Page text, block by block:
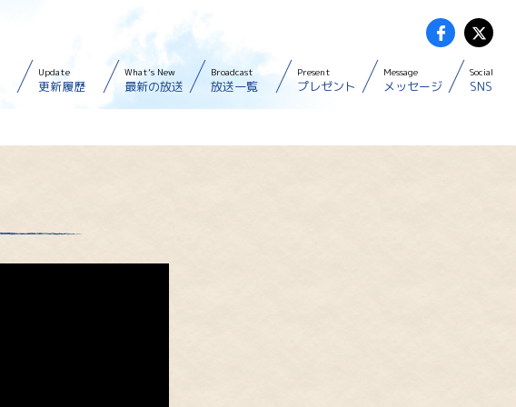
Update
更新履歴
What’s New
最新の放送
Broadcast
放送一覧
Present
プレゼント
Message
メッセージ
Social
SNS